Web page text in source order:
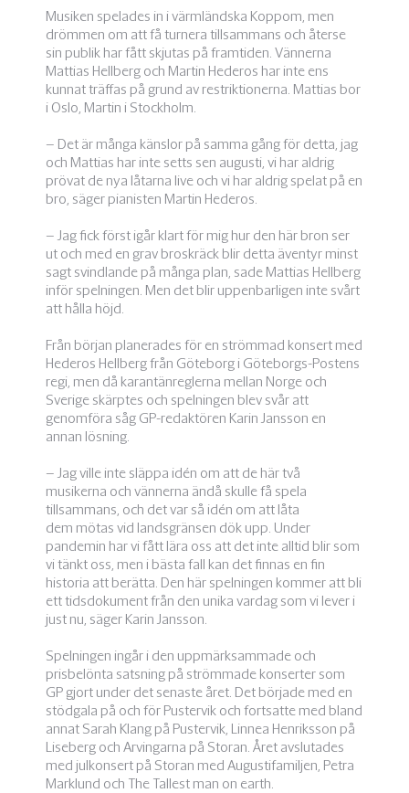
Musiken spelades in i värmländska Koppom, men
drömmen om att få turnera tillsammans och återse
sin publik har fått skjutas på framtiden. Vännerna
Mattias Hellberg och Martin Hederos har inte ens
kunnat träffas på grund av restriktionerna. Mattias bor
i Oslo, Martin i Stockholm.
– Det är många känslor på samma gång för detta, jag
och Mattias har inte setts sen augusti, vi har aldrig
prövat de nya låtarna live och vi har aldrig spelat på en
bro, säger pianisten Martin Hederos.
– Jag fick först igår klart för mig hur den här bron ser
ut och med en grav broskräck blir detta äventyr minst
sagt svindlande på många plan, sade Mattias Hellberg
inför spelningen. Men det blir uppenbarligen inte svårt
att hålla höjd.
Från början planerades för en strömmad konsert med
Hederos Hellberg från Göteborg i Göteborgs-Postens
regi, men då karantänreglerna mellan Norge och
Sverige skärptes och spelningen blev svår att
genomföra såg GP-redaktören Karin Jansson en
annan lösning.
– Jag ville inte släppa idén om att de här två
musikerna och vännerna ändå skulle få spela
tillsammans, och det var så idén om att låta
dem mötas vid landsgränsen dök upp. Under
pandemin har vi fått lära oss att det inte alltid blir som
vi tänkt oss, men i bästa fall kan det finnas en fin
historia att berätta. Den här spelningen kommer att bli
ett tidsdokument från den unika vardag som vi lever i
just nu, säger Karin Jansson.
Spelningen ingår i den uppmärksammade och
prisbelönta satsning på strömmade konserter som
GP gjort under det senaste året. Det började med en
stödgala på och för Pustervik och fortsatte med bland
annat Sarah Klang på Pustervik, Linnea Henriksson på
Liseberg och Arvingarna på Storan. Året avslutades
med julkonsert på Storan med Augustifamiljen, Petra
Marklund och The Tallest man on earth.